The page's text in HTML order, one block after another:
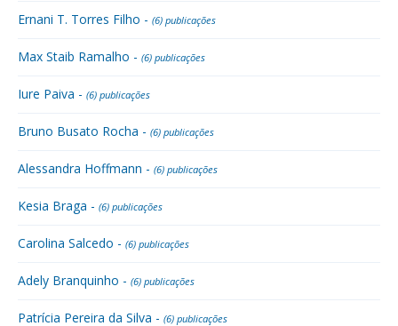
Ernani T. Torres Filho - (6) publicações
Max Staib Ramalho - (6) publicações
Iure Paiva - (6) publicações
Bruno Busato Rocha - (6) publicações
Alessandra Hoffmann - (6) publicações
Kesia Braga - (6) publicações
Carolina Salcedo - (6) publicações
Adely Branquinho - (6) publicações
Patrícia Pereira da Silva - (6) publicações